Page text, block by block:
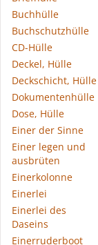
Buchhülle
Buchschutzhülle
CD-Hülle
Deckel, Hülle
Deckschicht, Hülle
Dokumentenhülle
Dose, Hülle
Einer der Sinne
Einer legen und
ausbrüten
Einerkolonne
Einerlei
Einerlei des
Daseins
Einerruderboot